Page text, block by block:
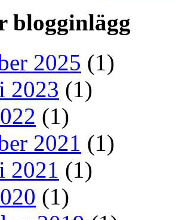
blogginlägg
2025 (1)
2023 (1)
(1)
2021 (1)
2021 (1)
(1)